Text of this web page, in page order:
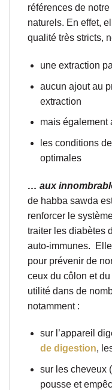
références de
naturels. En effet,
qualité très stricts,
une extraction
aucun ajout au
extraction
mais également
les conditions
optimales
… aux
de habba sawda
renforcer le
traiter les diabètes
auto-immunes.
pour prévenir de
ceux du côlon et
utilité dans de
notamment :
sur l’appareil
de digestion,
sur les cheveux
pousse et